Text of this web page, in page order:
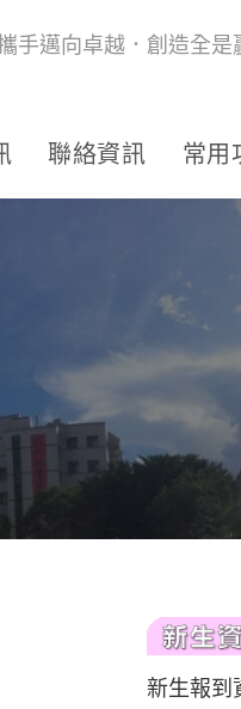
手邁向卓越．創造全是
聯絡資訊 常用
新生報到